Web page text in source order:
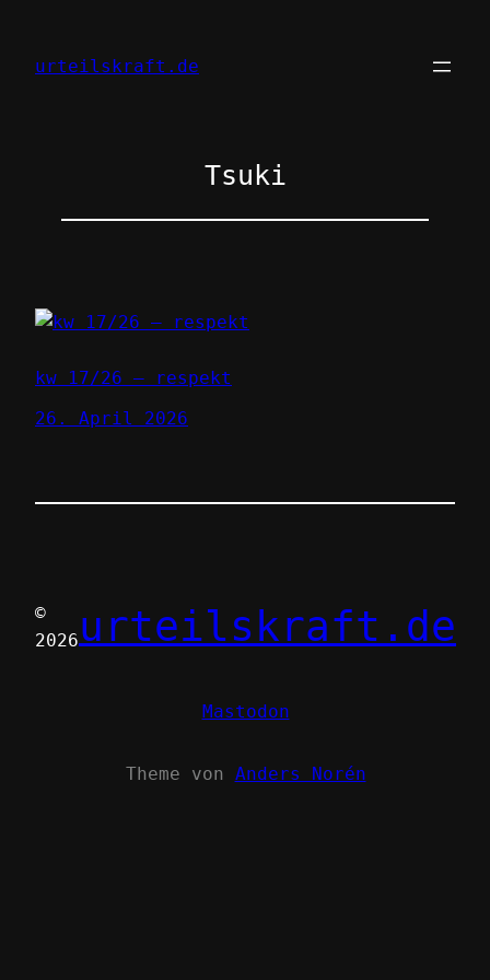
springen
urteilskraft.de
Tsuki
kw 17/26 – respekt
26. April 2026
©
2026 urteilskraft.de
Mastodon
Theme von Anders Norén